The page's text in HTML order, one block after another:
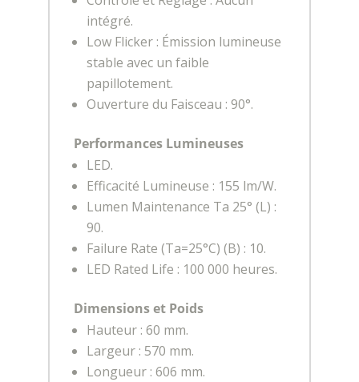
intégré.
Low Flicker : Émission lumineuse
stable avec un faible
papillotement.
Ouverture du Faisceau : 90°.
Performances Lumineuses
LED.
Efficacité Lumineuse : 155 lm/W.
Lumen Maintenance Ta 25° (L) :
90.
Failure Rate (Ta=25°C) (B) : 10.
LED Rated Life : 100 000 heures.
Dimensions et Poids
Hauteur : 60 mm.
Largeur : 570 mm.
Longueur : 606 mm.